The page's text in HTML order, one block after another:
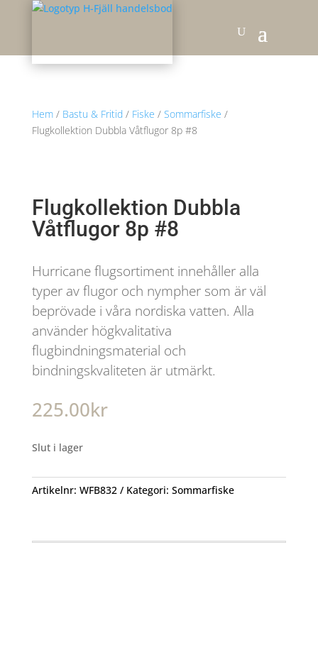
Hem/ Bastu & Fritid / Fiske / Sommarfiske /
Flugkollektion Dubbla Våtflugor 8p #8
Flugkollektion Dubbla
Våtflugor 8p #8
Hurricane flugsortiment innehåller alla
typer av flugor och nympher som är väl
beprövade i våra nordiska vatten. Alla
använder högkvalitativa
flugbindningsmaterial och
bindningskvaliteten är utmärkt.
225.00kr
Slut i lager
Artikelnr: WFB832 Kategori: Sommarfiske